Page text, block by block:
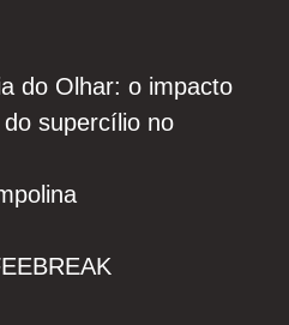
do Olhar: o impacto
supercílio no